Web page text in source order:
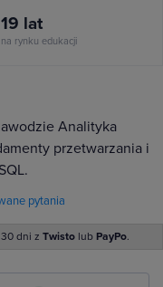
19 lat
na rynku edukacji
Analityka
przetwarzania i
pytania
dni z Twisto lub PayPo.